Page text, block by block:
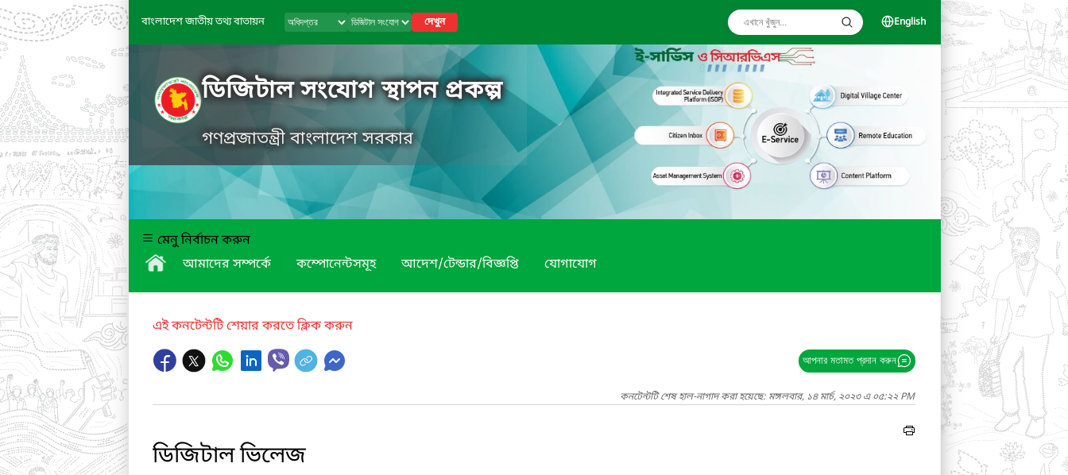
বাংলাদেশ জাতীয় তথ্য বাতায়ন দেখুন English
ডিজিটাল সংযোগ স্থাপন প্রকল্প
গণপ্রজাতন্ত্রী বাংলাদেশ সরকার
মেনু নির্বাচন করুন
আমাদের সম্পর্কে
কম্পোনেন্টসমূহ আদেশ/টেন্ডার/বিজ্ঞপ্তি যোগাযোগ
এই কনটেন্টটি শেয়ার করতে ক্লিক করুন
আপনার মতামত প্রদান করুন
কনটেন্টটি শেষ হাল-নাগাদ করা হয়েছে: মঙ্গলবার, ১৪ মার্চ, ২০২৩ এ ০৫:২২ PM
ডিজিটাল ভিলেজ